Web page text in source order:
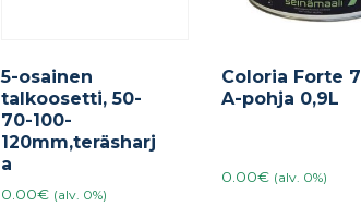
5-osainen
talkoosetti, 50-
70-100-
120mm,teräsharj
a
0.00€ (alv. 0%)
Coloria Forte 7
A-pohja 0,9L
0.00€ (alv. 0%)